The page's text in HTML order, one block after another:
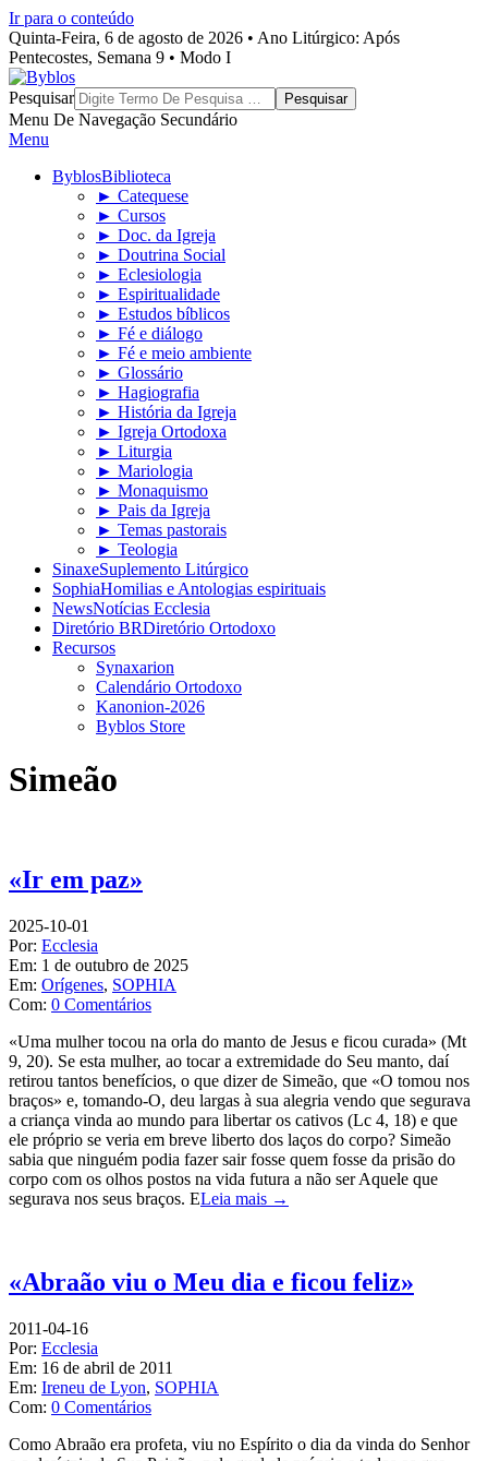
Ir para o conteúdo
Quinta-Feira, 6 de agosto de 2026 • Ano Litúrgico: Após
Pentecostes, Semana 9 • Modo I
Byblos
Pesquisar
Menu De Navegação Secundário
Menu
ByblosBiblioteca
► Catequese
► Cursos
► Doc. da Igreja
► Doutrina Social
► Eclesiologia
► Espiritualidade
► Estudos bíblicos
► Fé e diálogo
► Fé e meio ambiente
► Glossário
► Hagiografia
► História da Igreja
► Igreja Ortodoxa
► Liturgia
► Mariologia
► Monaquismo
► Pais da Igreja
► Temas pastorais
► Teologia
SinaxeSuplemento Litúrgico
SophiaHomilias e Antologias espirituais
NewsNotícias Ecclesia
Diretório BRDiretório Ortodoxo
Recursos
Synaxarion
Calendário Ortodoxo
Kanonion-2026
Byblos Store
Simeão
«Ir em paz»
2025-10-01
Por: Ecclesia
Em: 1 de outubro de 2025
Em: Orígenes, SOPHIA
Com: 0 Comentários
«Uma mulher tocou na orla do manto de Jesus e ficou curada» (Mt
9, 20). Se esta mulher, ao tocar a extremidade do Seu manto, daí
retirou tantos benefícios, o que dizer de Simeão, que «O tomou nos
braços» e, tomando-O, deu largas à sua alegria vendo que segurava
a criança vinda ao mundo para libertar os cativos (Lc 4, 18) e que
ele próprio se veria em breve liberto dos laços do corpo? Simeão
sabia que ninguém podia fazer sair fosse quem fosse da prisão do
corpo com os olhos postos na vida futura a não ser Aquele que
segurava nos seus braços. ELeia mais →
«Abraão viu o Meu dia e ficou feliz»
2011-04-16
Por: Ecclesia
Em: 16 de abril de 2011
Em: Ireneu de Lyon, SOPHIA
Com: 0 Comentários
Como Abraão era profeta, viu no Espírito o dia da vinda do Senhor